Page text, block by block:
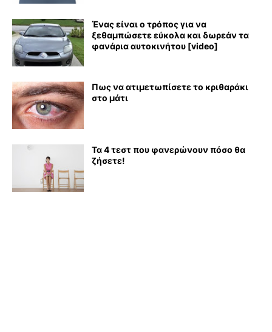
Ένας είναι ο τρόπος για να
ξεθαμπώσετε εύκολα και δωρεάν τα
φανάρια αυτοκινήτου [video]
Πως να ατιμετωπίσετε το κριθαράκι
στο μάτι
Τα 4 τεστ που φανερώνουν πόσο θα
ζήσετε!